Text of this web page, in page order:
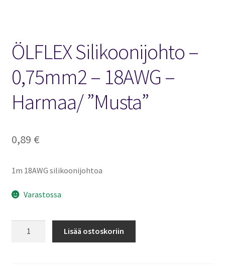
Ostoskori
Kassa
Toimitusehdot
ÖLFLEX Silikoonijohto –
0,75mm2 – 18AWG –
Harmaa/ ”Musta”
0,89 €
1m 18AWG silikoonijohtoa
Varastossa
Lisää ostoskoriin